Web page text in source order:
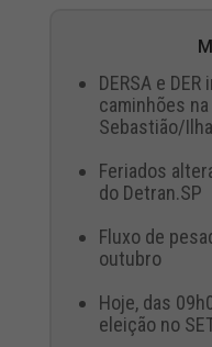
DERSA e
caminhões
Sebastião/
Feriados
do Detran.SP
Fluxo de
outubro
Hoje, das
eleição no